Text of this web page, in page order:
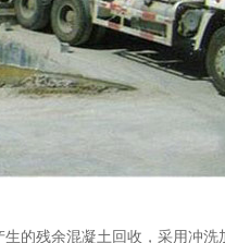
残余混凝土回收，采用冲洗